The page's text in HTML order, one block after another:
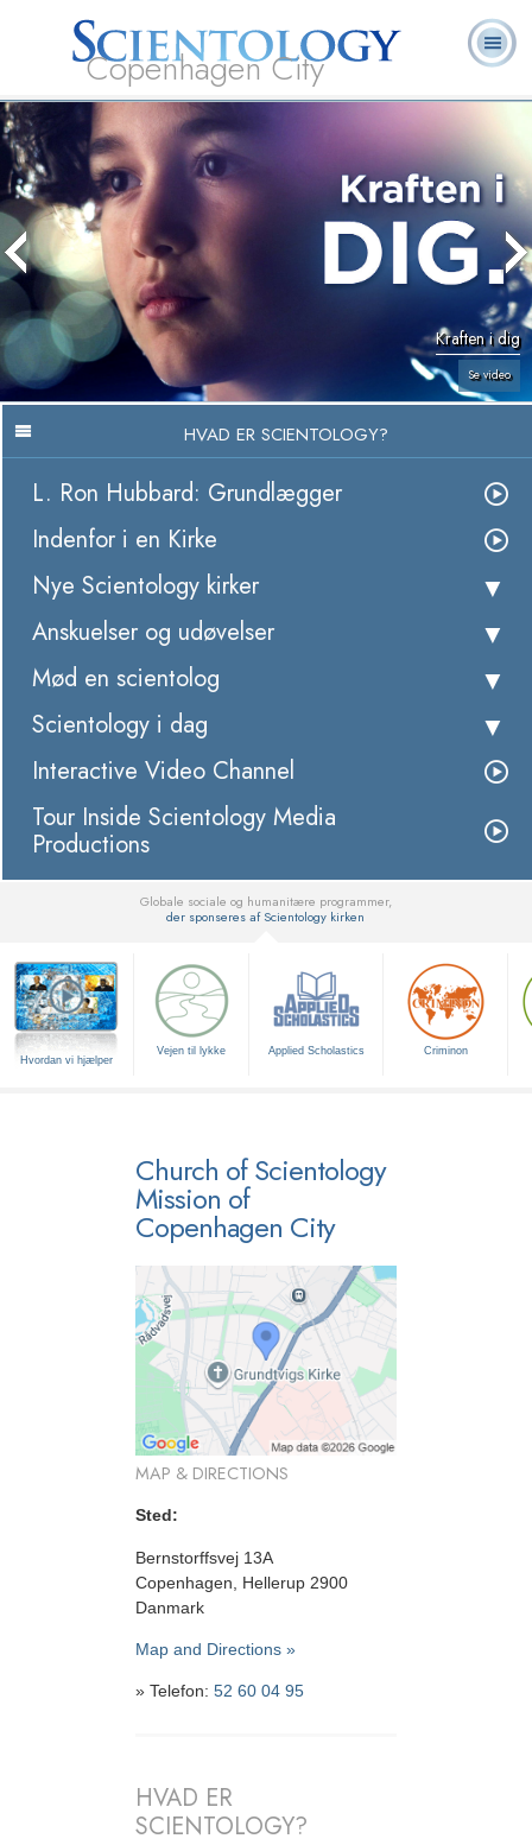
Copenhagen City
L. Ron
Hubbard
Hvad er
Scientology?
Kraften i dig
Se video
HVAD ER SCIENTOLOGY?
L. Ron Hubbard: Grundlægger
Indenfor i en Kirke
Nye Scientology kirker
Anskuelser og udøvelser
Mød en scientolog
Scientology i dag
Interactive Video Channel
Tour Inside Scientology Media
Productions
Globale sociale og humanitære programmer,
der sponseres af Scientology kirken
Hvordan vi hjælper
Vejen til lykke Applied Scholastics Criminon
Church of Scientology
Mission of
Copenhagen City
MAP & DIRECTIONS
Sted:
Bernstorffsvej 13A
Copenhagen, Hellerup 2900
Danmark
Map and Directions »
» Telefon: 52 60 04 95
HVAD ER
SCIENTOLOGY?